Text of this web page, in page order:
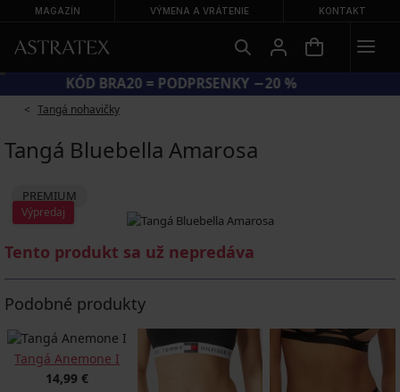
MAGAZÍN VÝMENA A VRÁTENIE KONTAKT
KÓD BRA20 = PODPRSENKY −20 %
Tangá nohavičky
Tangá Bluebella Amarosa
PREMIUM
Výpredaj
Tento produkt sa už nepredáva
Podobné produkty
Tangá Anemone I
14,99 €